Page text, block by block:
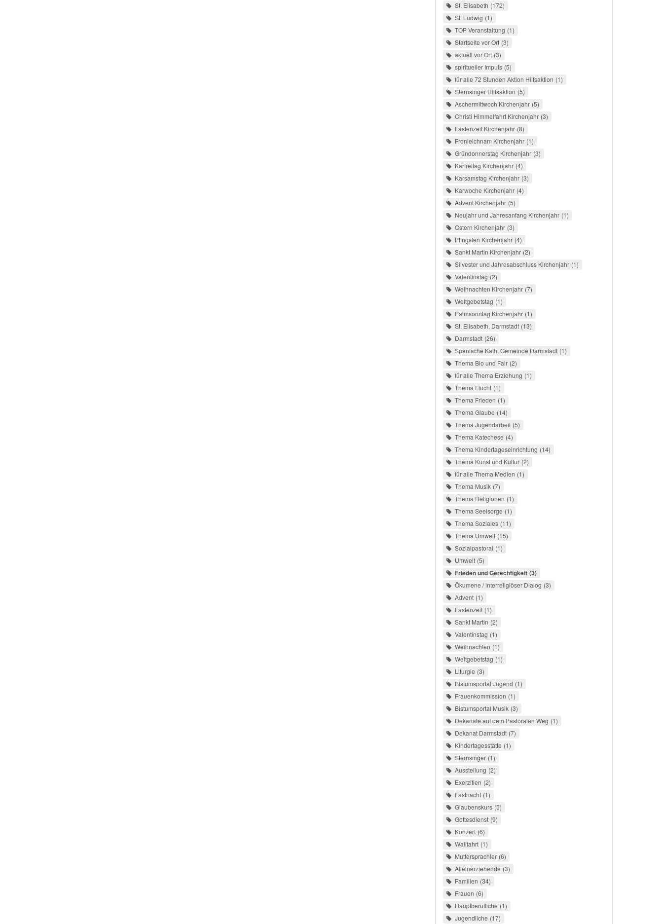
St. Elisabeth 172
St. Ludwig 1
TOP Veranstaltung 1
Startseite vor Ort 3
aktuell vor Ort 3
spiritueller Impuls 5
für alle 72 Stunden Aktion Hilfsaktion 1
Sternsinger Hilfsaktion 5
Aschermittwoch Kirchenjahr 5
Christi Himmelfahrt Kirchenjahr 3
Fastenzeit Kirchenjahr 8
Fronleichnam Kirchenjahr 1
Gründonnerstag Kirchenjahr 3
Karfreitag Kirchenjahr 4
Karsamstag Kirchenjahr 3
Karwoche Kirchenjahr 4
Advent Kirchenjahr 5
Neujahr und Jahresanfang Kirchenjahr 1
Ostern Kirchenjahr 3
Pfingsten Kirchenjahr 4
Sankt Martin Kirchenjahr 2
Silvester und Jahresabschluss Kirchenjahr 1
Valentinstag 2
Weihnachten Kirchenjahr 7
Weltgebetstag 1
Palmsonntag Kirchenjahr 1
St. Elisabeth, Darmstadt 13
Darmstadt 26
Spanische Kath. Gemeinde Darmstadt 1
Thema Bio und Fair 2
für alle Thema Erziehung 1
Thema Flucht 1
Thema Frieden 1
Thema Glaube 14
Thema Jugendarbeit 5
Thema Katechese 4
Thema Kindertageseinrichtung 14
Thema Kunst und Kultur 2
für alle Thema Medien 1
Thema Musik 7
Thema Religionen 1
Thema Seelsorge 1
Thema Soziales 11
Thema Umwelt 15
Sozialpastoral 1
Umwelt 5
Frieden und Gerechtigkeit 3
Ökumene / interreligiöser Dialog 3
Advent 1
Fastenzeit 1
Sankt Martin 2
Valentinstag 1
Weihnachten 1
Weltgebetstag 1
Liturgie 3
Bistumsportal Jugend 1
Frauenkommission 1
Bistumsportal Musik 3
Dekanate auf dem Pastoralen Weg 1
Dekanat Darmstadt 7
Kindertagesstätte 1
Sternsinger 1
Ausstellung 2
Exerzitien 2
Fastnacht 1
Glaubenskurs 5
Gottesdienst 9
Konzert 6
Wallfahrt 1
Muttersprachler 6
Alleinerziehende 3
Familien 34
Frauen 6
Hauptberufliche 1
Jugendliche 17